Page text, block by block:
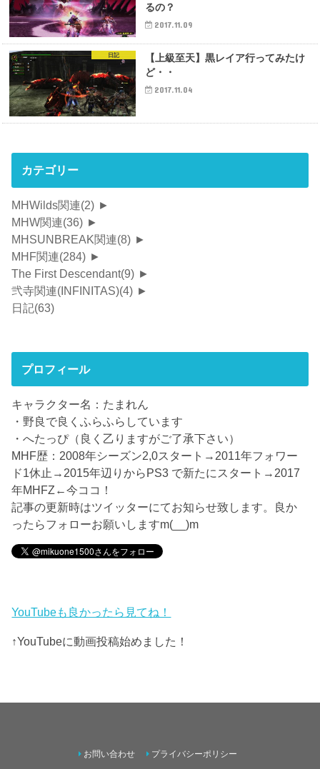
るの？
2017.11.09
日記
【上級至天】黒レイア行ってみたけ
ど・・
2017.11.04
カテゴリー
MHWilds関連(2) ►
MHW関連(36) ►
MHSUNBREAK関連(8) ►
MHF関連(284) ►
The First Descendant(9) ►
弐寺関連(INFINITAS)(4) ►
日記(63)
プロフィール
キャラクター名：たまれん
・野良で良くふらふらしています
・へたっぴ（良く乙りますがご了承下さい）
MHF歴：2008年シーズン2,0スタート→2011年フォワー
ド1休止→2015年辺りからPS3 で新たにスタート→2017
年MHFZ←今ココ！
記事の更新時はツイッターにてお知らせ致します。良か
ったらフォローお願いしますm(__)m
YouTubeも良かったら見てね！
↑YouTubeに動画投稿始めました！
お問い合わせ プライバシーポリシー